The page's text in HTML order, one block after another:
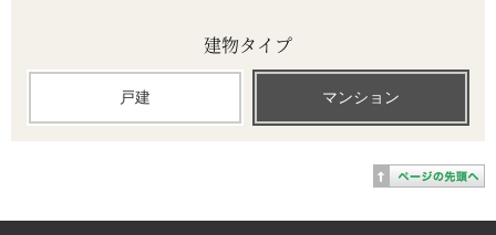
建物タイプ
戸建 マンション